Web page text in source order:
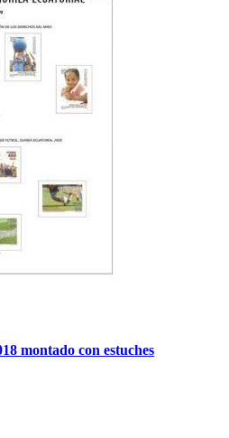
montado con estuches